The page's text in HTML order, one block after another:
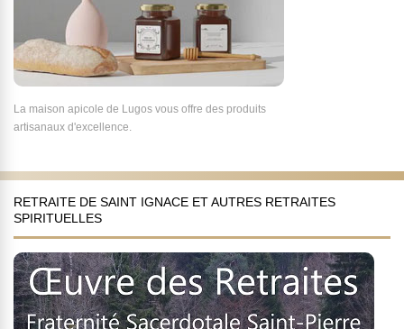
La maison apicole de Lugos vous offre des produits
artisanaux d'excellence.
RETRAITE DE SAINT IGNACE ET AUTRES RETRAITES
SPIRITUELLES